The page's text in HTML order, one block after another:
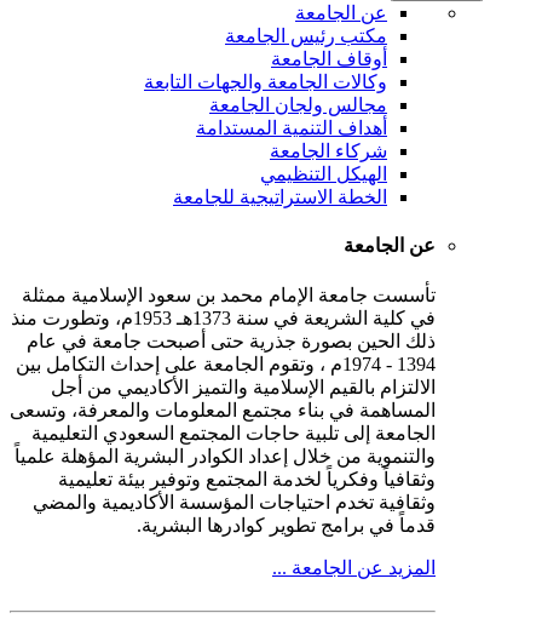
عن الجامعة
مكتب رئيس الجامعة
أوقاف الجامعة
وكالات الجامعة والجهات التابعة
مجالس ولجان الجامعة
أهداف التنمية المستدامة
شركاء الجامعة
الهيكل التنظيمي
الخطة الاستراتيجية للجامعة
عن الجامعة
تأسست جامعة الإمام محمد بن سعود الإسلامية ممثلة
في كلية الشريعة في سنة 1373هـ 1953م، وتطورت منذ
ذلك الحين بصورة جذرية حتى أصبحت جامعة في عام
1394 - 1974م ، وتقوم الجامعة على إحداث التكامل بين
الالتزام بالقيم الإسلامية والتميز الأكاديمي من أجل
المساهمة في بناء مجتمع المعلومات والمعرفة، وتسعى
الجامعة إلى تلبية حاجات المجتمع السعودي التعليمية
والتنموية من خلال إعداد الكوادر البشرية المؤهلة علمياً
وثقافياً وفكرياً لخدمة المجتمع وتوفير بيئة تعليمية
وثقافية تخدم احتياجات المؤسسة الأكاديمية والمضي
قدماً في برامج تطوير كوادرها البشرية.
المزيد عن الجامعة ...